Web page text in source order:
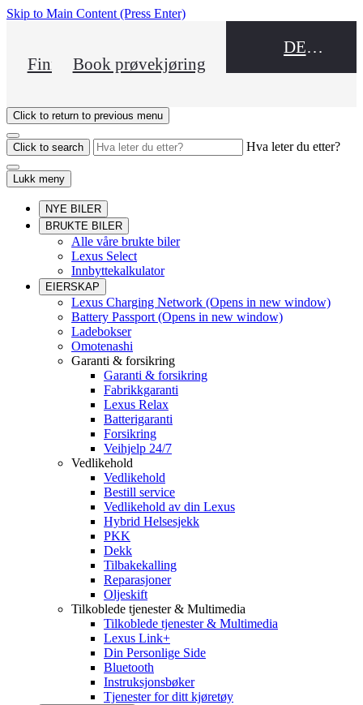
Skip to Main Content (Press Enter)
Finn en forhandler
Book prøvekjøring
DEALER NAME
Click to return to previous menu
Click to search Hva leter du etter?
Lukk meny
NYE BILER
BRUKTE BILER
Alle våre brukte biler
Lexus Select
Innbyttekalkulator
EIERSKAP
Lexus Charging Network (Opens in new window)
Battery Passport (Opens in new window)
Ladebokser
Omotenashi
Garanti & forsikring
Garanti & forsikring
Fabrikkgaranti
Lexus Relax
Batterigaranti
Forsikring
Veihjelp 24/7
Vedlikehold
Vedlikehold
Bestill service
Vedlikehold av din Lexus
Hybrid Helsesjekk
PKK
Dekk
Tilbakekalling
Reparasjoner
Oljeskift
Tilkoblede tjenester & Multimedia
Tilkoblede tjenester & Multimedia
Lexus Link+
Din Personlige Side
Bluetooth
Instruksjonsbøker
Tjenester for ditt kjøretøy